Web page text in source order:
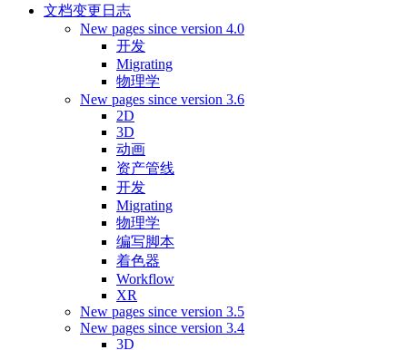
文档变更日志
New pages since version 4.0
开发
Migrating
物理学
New pages since version 3.6
2D
3D
动画
资产管线
开发
Migrating
物理学
编写脚本
着色器
Workflow
XR
New pages since version 3.5
New pages since version 3.4
3D